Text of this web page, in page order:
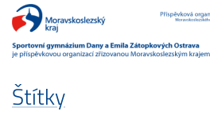
Štítky